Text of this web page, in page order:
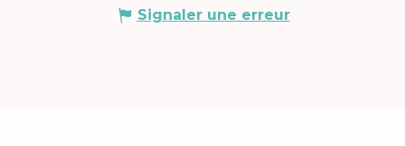
Signaler une erreur